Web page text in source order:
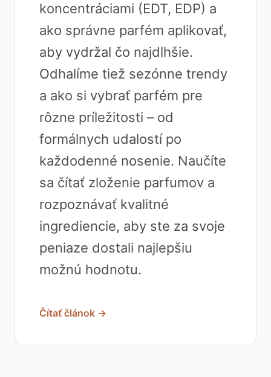
koncentráciami (EDT, EDP) a
ako správne parfém aplikovať,
aby vydržal čo najdlhšie.
Odhalíme tiež sezónne trendy
a ako si vybrať parfém pre
rôzne príležitosti – od
formálnych udalostí po
každodenné nosenie. Naučíte
sa čítať zloženie parfumov a
rozpoznávať kvalitné
ingrediencie, aby ste za svoje
peniaze dostali najlepšiu
možnú hodnotu.
Čítať článok →